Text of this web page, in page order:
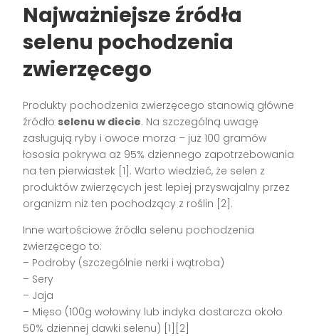
Najważniejsze źródła
selenu pochodzenia
zwierzęcego
Produkty pochodzenia zwierzęcego stanowią główne
źródło selenu w diecie. Na szczególną uwagę
zasługują ryby i owoce morza – już 100 gramów
łososia pokrywa aż 95% dziennego zapotrzebowania
na ten pierwiastek [1]. Warto wiedzieć, że selen z
produktów zwierzęcych jest lepiej przyswajalny przez
organizm niż ten pochodzący z roślin [2].
Inne wartościowe źródła selenu pochodzenia
zwierzęcego to:
– Podroby (szczególnie nerki i wątroba)
– Sery
– Jaja
– Mięso (100g wołowiny lub indyka dostarcza około
50% dziennej dawki selenu) [1][2]